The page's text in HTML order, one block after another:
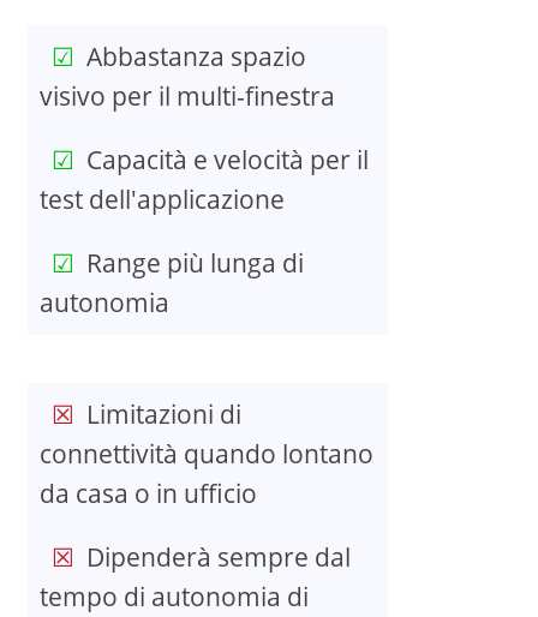
Abbastanza spazio
visivo per il multi-finestra
Capacità e velocità per il
test dell'applicazione
Range più lunga di
autonomia
Limitazioni di
connettività quando lontano
da casa o in ufficio
Dipenderà sempre dal
tempo di autonomia di